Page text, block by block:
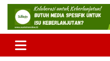
MulaMula
Medianya para Gen Z